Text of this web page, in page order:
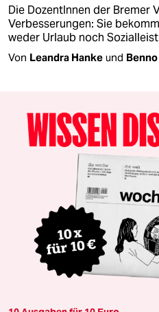
Die DozentInnen der Bremer
Verbesserungen: Sie
weder Urlaub noch
Von Leandra Hanke und